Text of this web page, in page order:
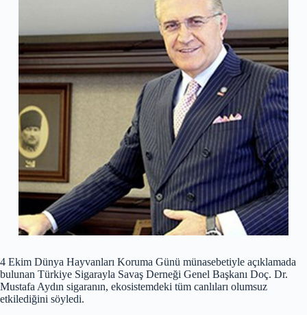
4 Ekim Dünya Hayvanları Koruma Günü münasebetiyle açıklamada
bulunan Türkiye Sigarayla Savaş Derneği Genel Başkanı Doç. Dr.
Mustafa Aydın sigaranın, ekosistemdeki tüm canlıları olumsuz
etkilediğini söyledi.